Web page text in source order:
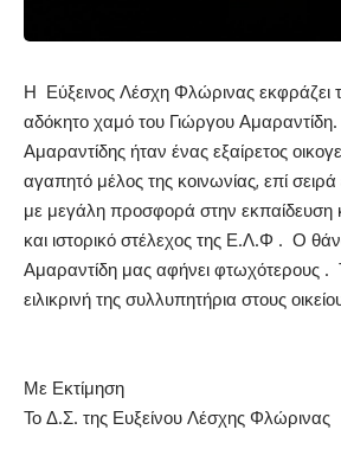
Η Εύξεινος Λέσχη Φλώρινας εκφράζει
αδόκητο χαμό του Γιώργου
Αμαραντίδης ήταν ένας εξαίρετος
αγαπητό μέλος της κοινωνίας, επί
με μεγάλη προσφορά στην εκπαίδευση
και ιστορικό στέλεχος της Ε.Λ.Φ . Ο
Αμαραντίδη μας αφήνει φτωχότερους .
ειλικρινή της συλλυπητήρια στους
Με Εκτίμηση
Το Δ.Σ. της Ευξείνου Λέσχης Φλώρινας